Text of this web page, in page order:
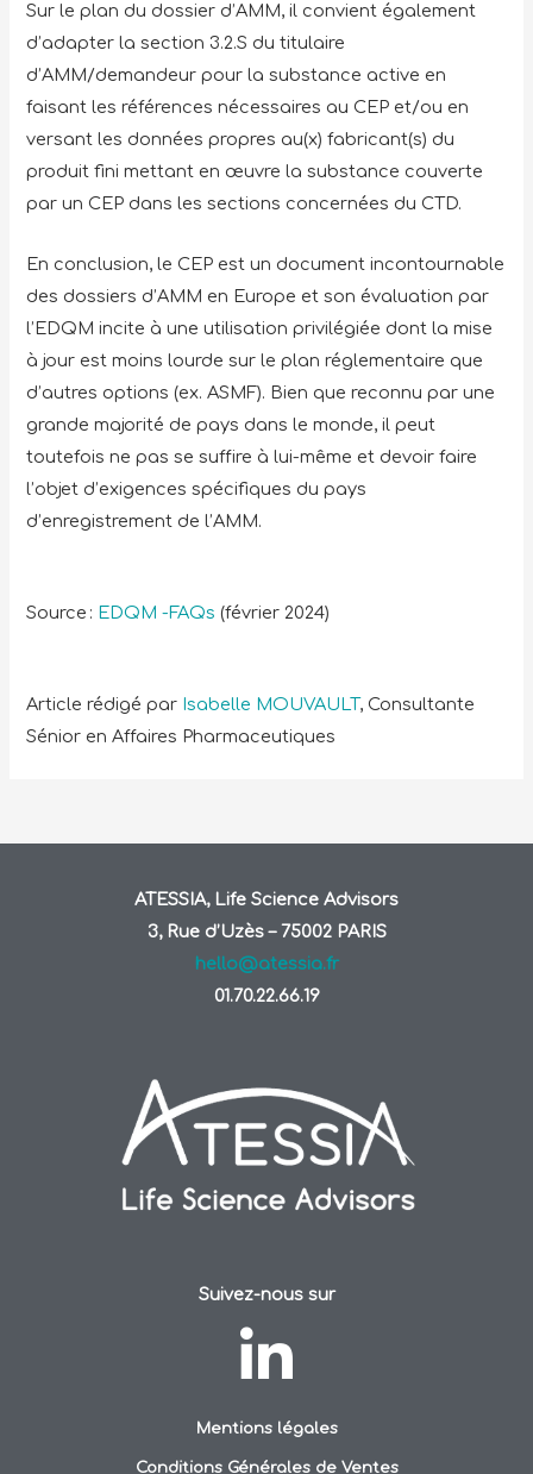
Sur le plan du dossier d’AMM, il convient également
d’adapter la section 3.2.S du titulaire
d’AMM/demandeur pour la substance active en
faisant les références nécessaires au CEP et/ou en
versant les données propres au(x) fabricant(s) du
produit fini mettant en œuvre la substance couverte
par un CEP dans les sections concernées du CTD.
En conclusion, le CEP est un document incontournable
des dossiers d’AMM en Europe et son évaluation par
l’EDQM incite à une utilisation privilégiée dont la mise
à jour est moins lourde sur le plan réglementaire que
d’autres options (ex. ASMF). Bien que reconnu par une
grande majorité de pays dans le monde, il peut
toutefois ne pas se suffire à lui-même et devoir faire
l’objet d’exigences spécifiques du pays
d’enregistrement de l’AMM.
Source : EDQM -FAQs (février 2024)
Article rédigé par Isabelle MOUVAULT, Consultante
Sénior en Affaires Pharmaceutiques
ATESSIA, Life Science Advisors
3, Rue d’Uzès – 75002 PARIS
hello@atessia.fr
01.70.22.66.19
Suivez-nous sur
Mentions légales
Conditions Générales de Ventes